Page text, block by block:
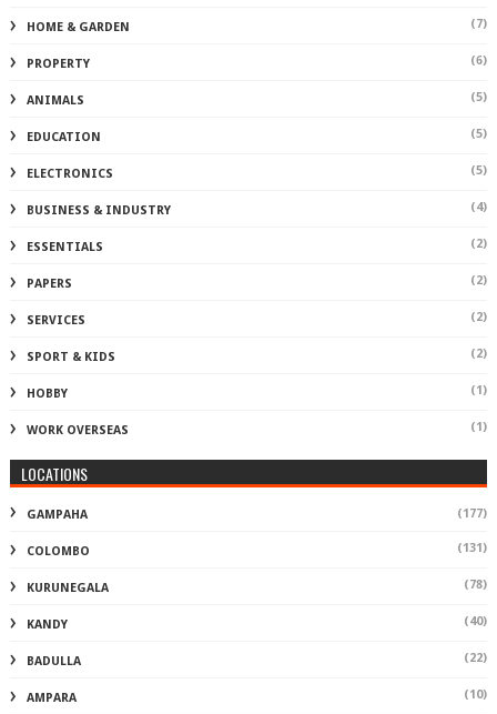
HOME & GARDEN (7)
PROPERTY (6)
ANIMALS (5)
EDUCATION (5)
ELECTRONICS (5)
BUSINESS & INDUSTRY (4)
ESSENTIALS (2)
PAPERS (2)
SERVICES (2)
SPORT & KIDS (2)
HOBBY (1)
WORK OVERSEAS (1)
LOCATIONS
GAMPAHA (177)
COLOMBO (131)
KURUNEGALA (78)
KANDY (40)
BADULLA (22)
AMPARA (10)